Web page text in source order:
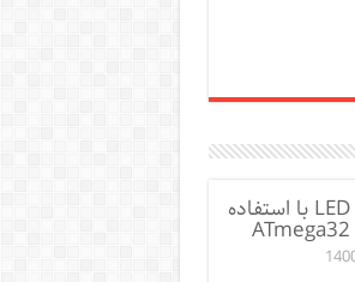
مدار دیمر پاور LED با استفاده